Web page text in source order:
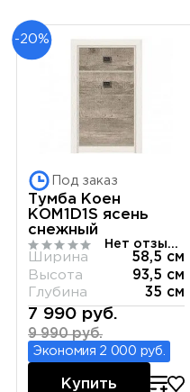
-20%
Под заказ
Тумба Коен
КОМ1D1S ясень
снежный
Нет отзывов
Ширина
58,5 см
Высота
93,5 см
Глубина
35 см
7 990 руб.
9 990 руб.
Экономия 2 000 руб.
Купить